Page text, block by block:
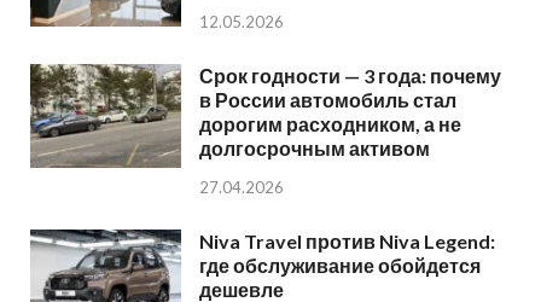
12.05.2026
Срок годности — 3 года: почему
в России автомобиль стал
дорогим расходником, а не
долгосрочным активом
27.04.2026
Niva Travel против Niva Legend:
где обслуживание обойдется
дешевле